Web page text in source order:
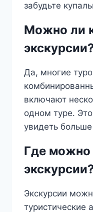
забудьте
Можно ли
Да, многие
включают
одном туре.
увидеть
Где можно
Экскурсии
туристические